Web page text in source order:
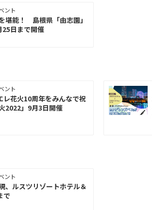
ント
堪能！ 島根県「由志園」
25日まで開催
ント
花火10周年をみんなで祝
2022」9月3日開催
ント
、ルスツリゾートホテル＆
で